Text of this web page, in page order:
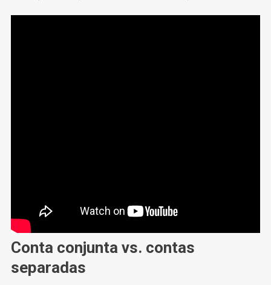
Conta conjunta vs. contas
separadas